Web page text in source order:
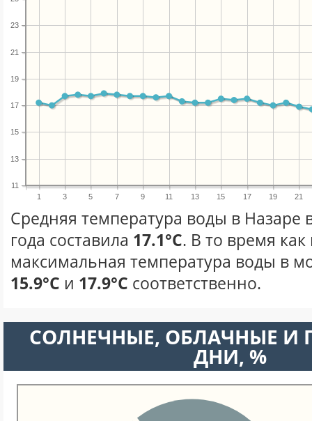
1 3 5 7 9 11 13 15 17 19 21
11
13
15
17
19
21
23
Средняя температура воды в Назаре
года составила 17.1°C. В то время
максимальная температура воды в
15.9°C и 17.9°C соответственно.
CОЛНЕЧНЫЕ, ОБЛАЧНЫЕ И
ДНИ, %